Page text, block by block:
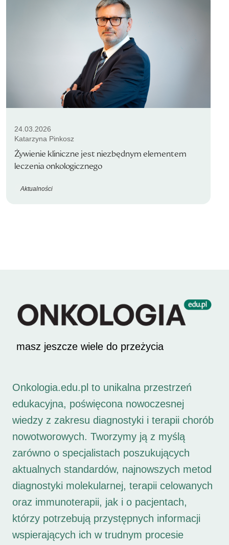
24.03.2026
Katarzyna Pinkosz
Żywienie kliniczne jest niezbędnym elementem
leczenia onkologicznego
Aktualności
masz jeszcze wiele do przeżycia
Onkologia.edu.pl to unikalna przestrzeń
edukacyjna, poświęcona nowoczesnej
wiedzy z zakresu diagnostyki i terapii chorób
nowotworowych. Tworzymy ją z myślą
zarówno o specjalistach poszukujących
aktualnych standardów, najnowszych metod
diagnostyki molekularnej, terapii celowanych
oraz immunoterapii, jak i o pacjentach,
którzy potrzebują przystępnych informacji
wspierających ich w trudnym procesie